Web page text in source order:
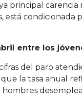
principal
está condicionada
entre los
del paro
la tasa anual